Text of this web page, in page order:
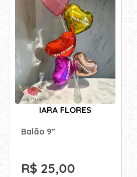
PLANTADAS
KITS
CESTAS
MIMOS
OCASIÕES
IARA FLORES
Balão 9”
R$ 25,00